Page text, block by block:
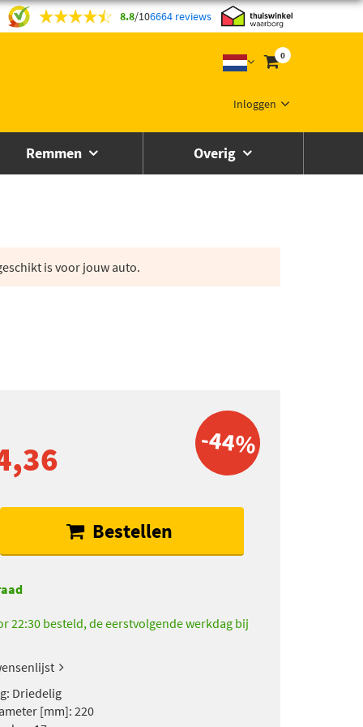
8.8/106664 reviews
0
Inloggen
Remmen Overig
is voor jouw auto.
-44%
Bestellen
22:30 besteld, de eerstvolgende werkdag bij
Driedelig
[mm]: 220